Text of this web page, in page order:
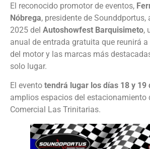
El reconocido promotor de eventos,
Nóbrega, presidente de
2025 del Autoshowfest Barquisimeto,
anual de entrada gratuita que reunirá
del motor y las marcas más
solo lugar.
El evento tendrá lugar los días 18 y 19
amplios espacios del estacionamiento
Comercial Las Trinitarias.